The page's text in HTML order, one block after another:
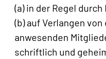
(a) in der Regel
(b) auf Verlangen
anwesenden
schriftlich und